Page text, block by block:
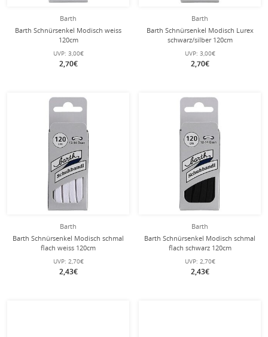
Barth
Barth Schnürsenkel Modisch weiss
120cm
UVP: 3,00€
2,70€
Barth
Barth Schnürsenkel Modisch Lurex
schwarz/silber 120cm
UVP: 3,00€
2,70€
Barth
Barth Schnürsenkel Modisch schmal
flach weiss 120cm
UVP: 2,70€
2,43€
Barth
Barth Schnürsenkel Modisch schmal
flach schwarz 120cm
UVP: 2,70€
2,43€